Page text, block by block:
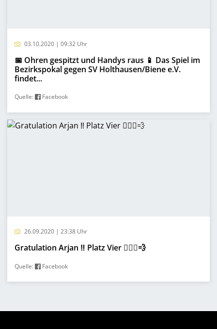
03.10.2020 | 09:32 Uhr
📅 Ohren gespitzt und Handys raus 📱 Das Spiel im
Bezirkspokal gegen SV Holthausen/Biene e.V.
findet...
Quelle: Facebook
26.09.2020 | 23:38 Uhr
Gratulation Arjan ‼️ Platz Vier 🚴🏻‍♂️💨
Quelle: Facebook